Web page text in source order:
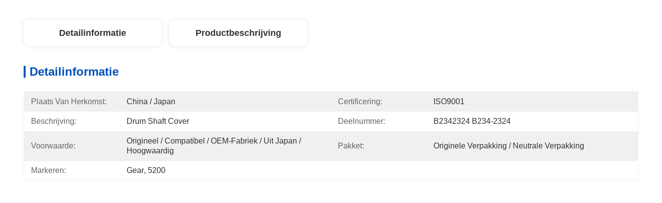
Detailinformatie Productbeschrijving
Detailinformatie
Plaats Van Herkomst: China / Japan Certificering: ISO9001
Beschrijving: Drum Shaft Cover Deelnummer: B2342324 B234-2324
Voorwaarde:
Origineel / Compatibel / OEM-Fabriek / Uit Japan /
Hoogwaardig
Pakket: Originele Verpakking / Neutrale Verpakking
Markeren: Gear, 5200